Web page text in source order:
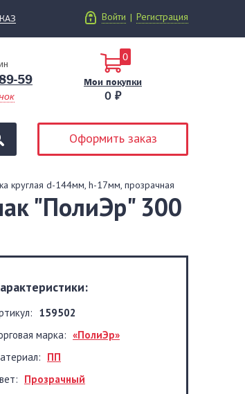
Войти | Регистрация
59
0
Мои покупки
0 ₽
Оформить заказ
круглая d-144мм, h-17мм, прозрачная
"ПолиЭр" 300
159502
марка: «ПолиЭр»
ПП
Прозрачный